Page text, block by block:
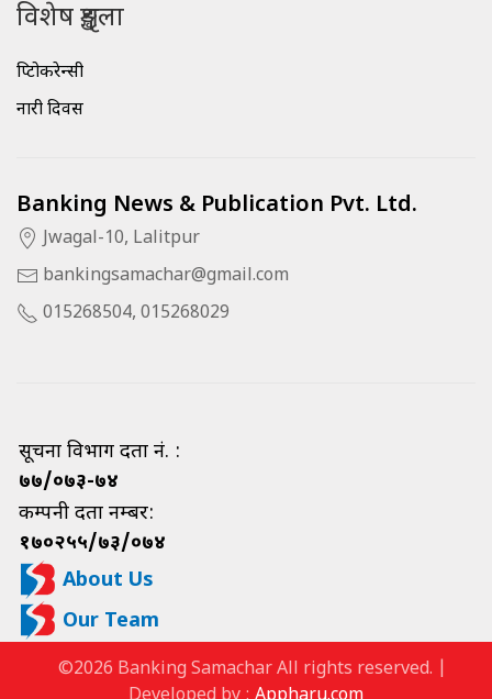
विशेष शृङ्खला
क्रिप्टोकरेन्सी
नारी दिवस
Banking News & Publication Pvt. Ltd.
Jwagal-10, Lalitpur
bankingsamachar@gmail.com
015268504, 015268029
सूचना विभाग दर्ता नं. :
७७/०७३-७४
कम्पनी दर्ता नम्बर:
१७०२५५/७३/०७४
About Us
Our Team
©2026 Banking Samachar All rights reserved. |